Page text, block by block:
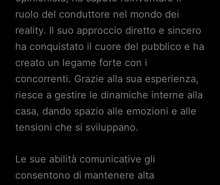
ruolo del conduttore nel mondo dei
reality. Il suo approccio diretto e sincero
ha conquistato il cuore del pubblico e ha
creato un legame forte con i
concorrenti. Grazie alla sua esperienza,
riesce a gestire le dinamiche interne alla
casa, dando spazio alle emozioni e alle
tensioni che si sviluppano.
Le sue abilità comunicative gli
consentono di mantenere alta